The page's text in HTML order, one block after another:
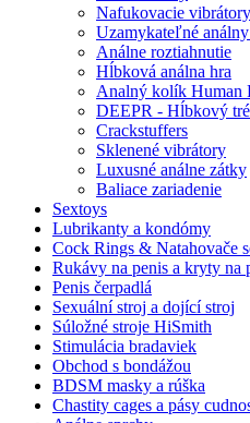
Nafukovacie
Uzamykateľné
Análne roztiahnutie
Hĺbková análna hra
Analný kolík Human
DEEPR - Hĺbkový
Crackstuffers
Sklenené vibrátory
Luxusné análne zátky
Baliace zariadenie
Sextoys
Lubrikanty a kondómy
Cock Rings & Natahovače
Rukávy na penis a kryty na
Penis čerpadlá
Sexuální stroj a dojící stroj
Súložné stroje HiSmith
Stimulácia bradaviek
Obchod s bondážou
BDSM masky a rúška
Chastity cages a pásy